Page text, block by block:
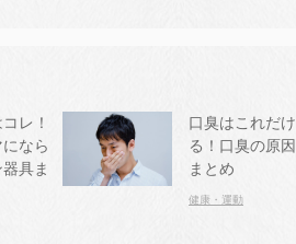
レ！
なら
具ま
口臭はこれだ
る！口臭の原
まとめ
健康・運動